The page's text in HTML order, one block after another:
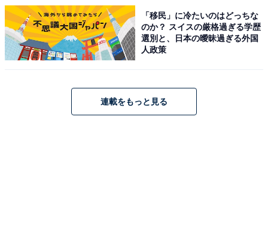
「移民」に冷たいのはどっちな
のか？ スイスの厳格過ぎる学歴
選別と、日本の曖昧過ぎる外国
人政策
連載をもっと見る